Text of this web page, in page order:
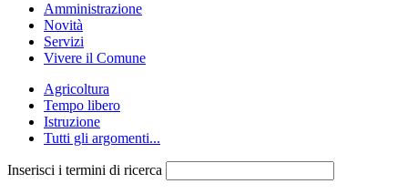
Amministrazione
Novità
Servizi
Vivere il Comune
Agricoltura
Tempo libero
Istruzione
Tutti gli argomenti...
Inserisci i termini di ricerca